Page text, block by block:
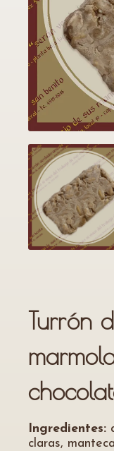
Turrón
Ingredientes:
claras,